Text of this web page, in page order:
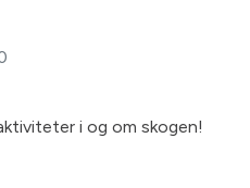
i og om skogen!